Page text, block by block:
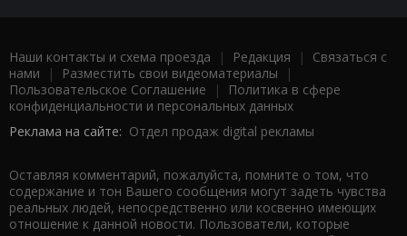
Наши контакты и схема проезда | Редакция | Связаться с
нами | Разместить свои видеоматериалы |
Пользовательское Соглашение |
Политика в сфере
конфиденциальности и персональных данных
Реклама на сайте: Отдел продаж digital рекламы
Оставляя комментарий, пожалуйста, помните о том, что
содержание и тон Вашего сообщения могут задеть чувства
реальных людей, непосредственно или косвенно имеющих
отношение к данной новости. Пользователи, которые